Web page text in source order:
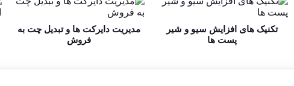
تکنیک های افزایش سیو و شیر
پست ها
مدیریت دایرکت ها و تبدیل چت به
فروش